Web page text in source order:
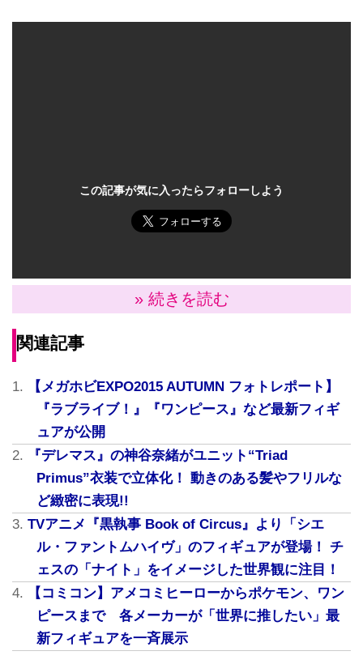
この記事が気に入ったらフォローしよう
» 続きを読む
関連記事
【メガホビEXPO2015 AUTUMN フォトレポート】
『ラブライブ！』『ワンピース』など最新フィギ
ュアが公開
『デレマス』の神谷奈緒がユニット“Triad
Primus”衣装で立体化！ 動きのある髪やフリルな
ど緻密に表現!!
TVアニメ『黒執事 Book of Circus』より「シエ
ル・ファントムハイヴ」のフィギュアが登場！ チ
ェスの「ナイト」をイメージした世界観に注目！
【コミコン】アメコミヒーローからポケモン、ワン
ピースまで 各メーカーが「世界に推したい」最
新フィギュアを一斉展示